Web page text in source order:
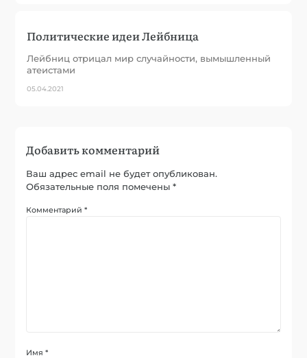
Политические идеи Лейбница
Лейбниц отрицал мир случайности, вымышленный
атеистами
05.04.2021
Добавить комментарий
Ваш адрес email не будет опубликован.
Обязательные поля помечены*
Комментарий*
Имя*